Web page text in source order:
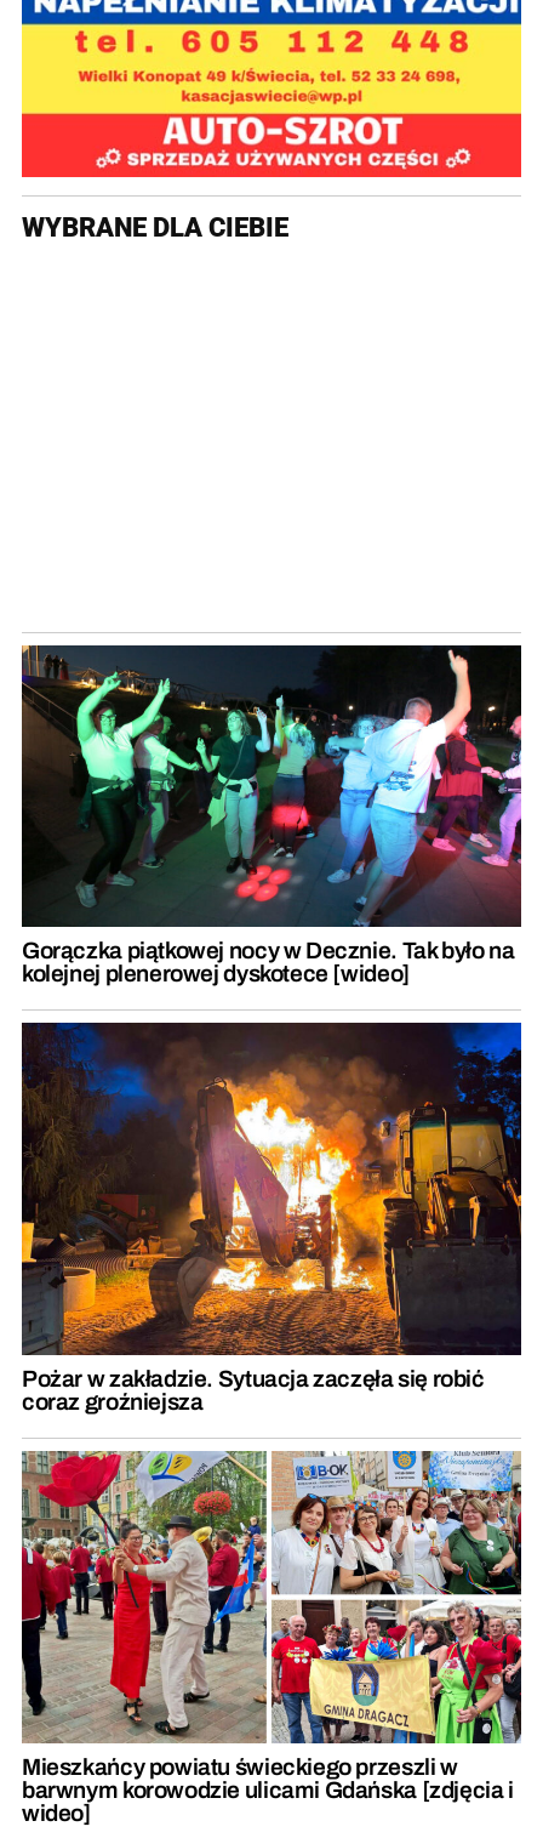
WYBRANE DLA CIEBIE
Gorączka piątkowej nocy w Decznie. Tak było na
kolejnej plenerowej dyskotece [wideo]
Pożar w zakładzie. Sytuacja zaczęła się robić
coraz groźniejsza
Mieszkańcy powiatu świeckiego przeszli w
barwnym korowodzie ulicami Gdańska [zdjęcia i
wideo]